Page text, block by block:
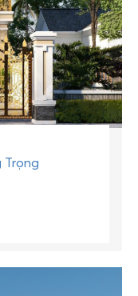
Trọng